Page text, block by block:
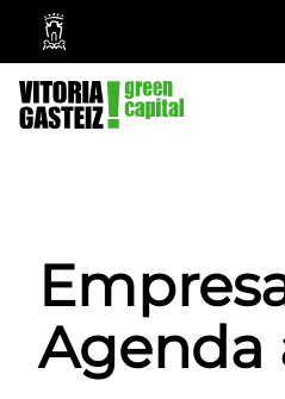
Mairie
de
Vitoria-
Gasteiz
Agenda